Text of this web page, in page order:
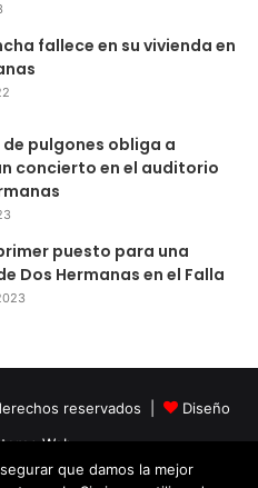
fallece en su vivienda en
pulgones obliga a
concierto en el auditorio
puesto para una
Dos Hermanas en el Falla
reservados |
Diseño
Web
que damos la mejor